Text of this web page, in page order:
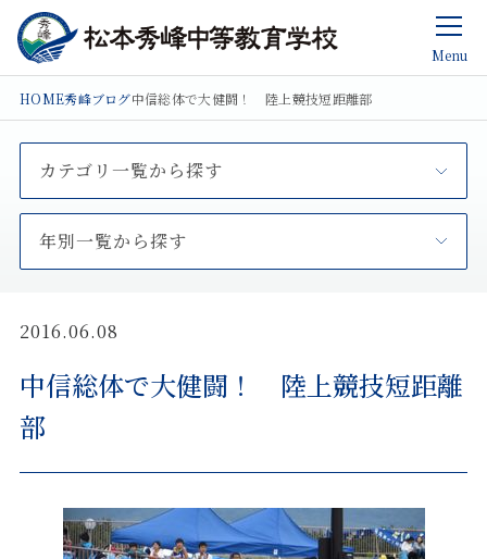
Menu
HOME秀峰ブログ中信総体で大健闘！ 陸上競技短距離部
カテゴリ一覧から探す
年別一覧から探す
2016.06.08
中信総体で大健闘！ 陸上競技短距離
部